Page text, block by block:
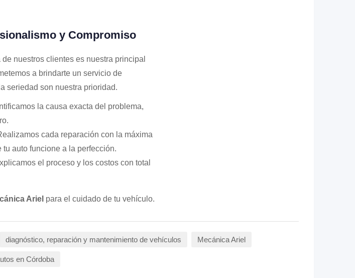
y Compromiso
nuestros clientes es nuestra principal
a brindarte un servicio de
seriedad son nuestra prioridad.
la causa exacta del problema,
cada reparación con la máxima
auto funcione a la perfección.
el proceso y los costos con total
Ariel para el cuidado de tu vehículo.
diagnóstico, reparación y mantenimiento de vehículos Mecánica Ariel
en Córdoba